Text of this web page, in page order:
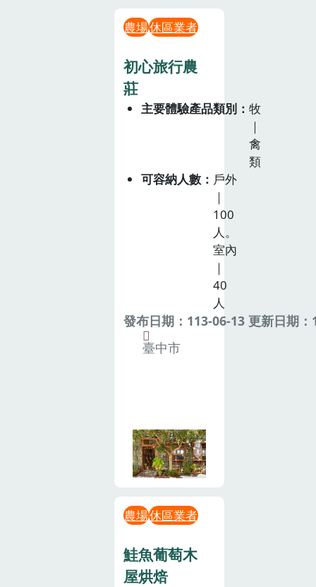
農場休區業者
初心旅行農
莊
主要體驗產品類別
牧
｜
禽
類
可容納人數
戶外
｜
100
人。
室內
｜
40
人
發布日期：113-06-13 更新日期
臺中市
農場休區業者
鮭魚葡萄木
屋烘焙